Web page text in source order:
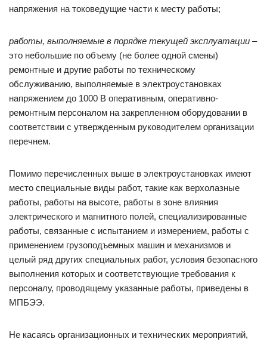
напряжения на токоведущие части к месту работы;
работы, выполняемые в порядке текущей эксплуатации –
это небольшие по объему (не более одной смены)
ремонтные и другие работы по техническому
обслуживанию, выполняемые в электроустановках
напряжением до 1000 В оперативным, оперативно-
ремонтным персоналом на закрепленном оборудовании в
соответствии с утвержденным руководителем организации
перечнем.
Помимо перечисленных выше в электроустановках имеют
место специальные виды работ, такие как верхолазные
работы, работы на высоте, работы в зоне влияния
электрического и магнитного полей, специализированные
работы, связанные с испытанием и измерением, работы с
применением грузоподъемных машин и механизмов и
целый ряд других специальных работ, условия безопасного
выполнения которых и соответствующие требования к
персоналу, проводящему указанные работы, приведены в
МПБЭЭ.
Не касаясь организационных и технических мероприятий,